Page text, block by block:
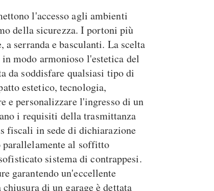
l'accesso agli ambienti
della sicurezza. I portoni più
serranda e basculanti. La scelta
modo armonioso l'estetica del
da soddisfare qualsiasi tipo di
estetico, tecnologia,
personalizzare l'ingresso di un
i requisiti della trasmittanza
fiscali in sede di dichiarazione
al soffitto
sistema di contrappesi.
garantendo un'eccellente
di un garage è dettata